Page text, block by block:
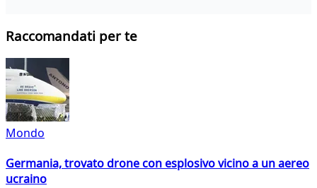
Raccomandati per te
Mondo
Germania, trovato drone con esplosivo vicino a un aereo
ucraino